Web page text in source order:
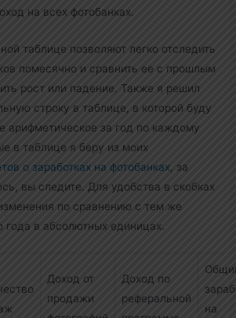
на всех фотобанках.
таблице позволяют легко отследить
помесячно и сравнить ее с прошлым
рост или падение. Также я решил
строку в таблице, в которой буду
арифметическое за год по каждому
в таблице я беру из моих
о заработках на фотобанках , за
вы следите. Для удобства в скобках
по сравнению с тем же
в абсолютных единицах.
Доход от
продажи
Доход по
реферальной
на